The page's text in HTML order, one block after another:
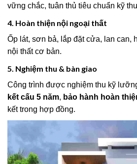
vững chắc, tuân thủ tiêu chuẩn kỹ
4. Hoàn thiện nội ngoại thất
Ốp lát, sơn bả, lắp đặt cửa, lan can,
nội thất cơ bản.
5. Nghiệm thu & bàn giao
Công trình được nghiệm thu kỹ
kết cấu 5 năm, bảo hành hoàn
kết trong hợp đồng.